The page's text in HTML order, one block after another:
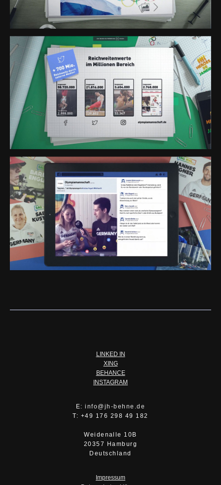
LINKED IN
XING
BEHANCE
INSTAGRAM
E:info@jh-behne.de
T: +49 176 298 49 182
Weidenalle 10B
20357 Hamburg
Deutschland
Impressum